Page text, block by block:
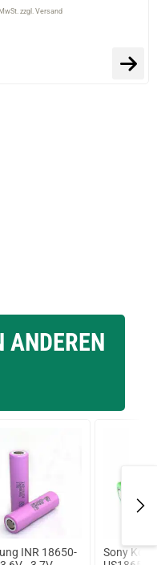
zzgl. Versand
ANDEREN
INR 18650-
Sony